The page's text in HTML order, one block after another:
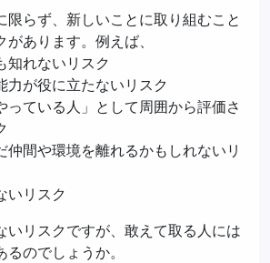
限らず、新しいことに取り組むこと
あります。例えば、
知れないリスク
力が役に立たないリスク
っている人」として周囲から評価さ
仲間や環境を離れるかもしれないリ
いリスク
いリスクですが、敢えて取る人には
のでしょうか。